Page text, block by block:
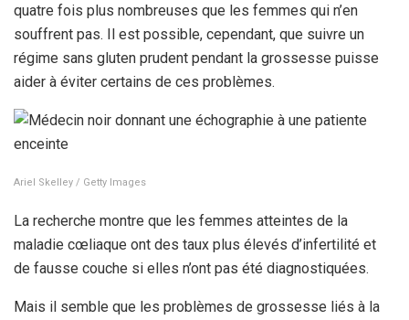
quatre fois plus nombreuses que les femmes qui n’en
souffrent pas. Il est possible, cependant, que suivre un
régime sans gluten prudent pendant la grossesse puisse
aider à éviter certains de ces problèmes.
Ariel Skelley / Getty Images
La recherche montre que les femmes atteintes de la
maladie cœliaque ont des taux plus élevés d’infertilité et
de fausse couche si elles n’ont pas été diagnostiquées.
Mais il semble que les problèmes de grossesse liés à la